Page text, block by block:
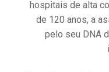
hospitais de alta
de 120 anos, a
pelo seu DNA